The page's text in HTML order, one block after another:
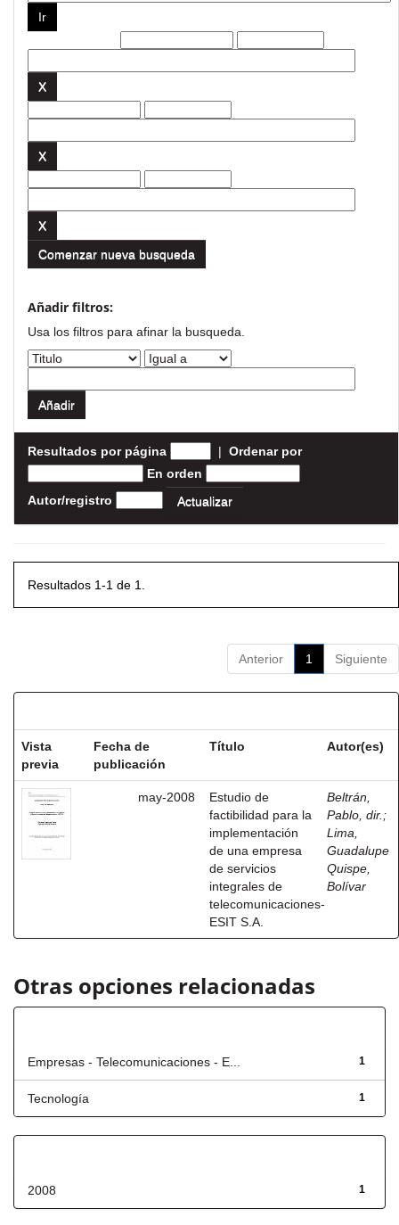
Comenzar nueva busqueda
Añadir filtros:
Usa los filtros para afinar la busqueda.
Resultados por página | Ordenar por
En orden
Autor/registro
Resultados 1-1 de 1.
Anterior 1 Siguiente
Vista
previa
Fecha de
publicación
Título Autor(es)
may-2008
Estudio de
factibilidad para la
implementación
de una empresa
de servicios
integrales de
telecomunicaciones-
ESIT S.A.
Beltrán,
Pablo, dir. ;
Lima,
Guadalupe
Quispe,
Bolívar
Otras opciones relacionadas
1
Empresas - Telecomunicaciones - E...
1
Tecnología
1
2008